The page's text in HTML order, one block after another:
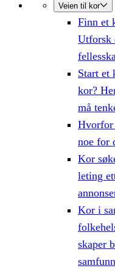
Veien til kor
Finn et
Utforsk
Start et
kor?
må
Hvorfor
noe for
Kor
leting
Kor i
skaper